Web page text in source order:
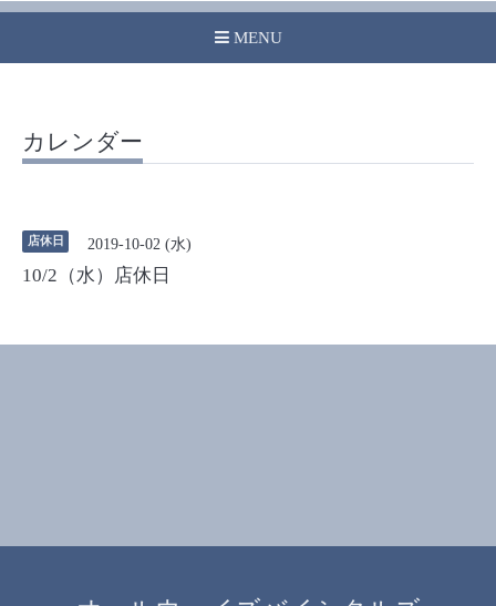
MENU
カレンダー
店休日 2019-10-02 (水)
10/2（水）店休日